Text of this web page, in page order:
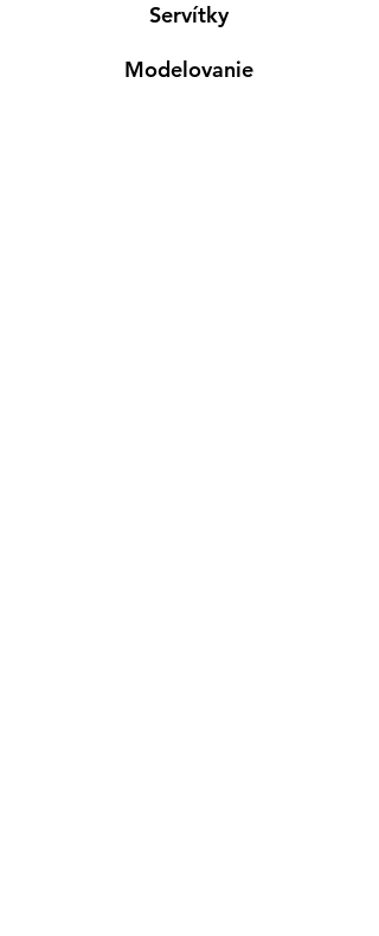
Servítky
Modelovanie